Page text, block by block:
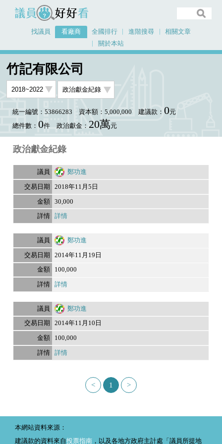
議員好好看
找議員 看廠商 全國排行 進階搜尋
相關文章
關於本站
竹記有限公司
統一編號：53866283 資本額：5,000,000 建議款： 0元
總件數： 0件 政治獻金： 20萬元
政治獻金紀錄
鄭功進
2018年11月5日
30,000
詳情
鄭功進
2014年11月19日
100,000
詳情
鄭功進
2014年11月10日
100,000
詳情
< 1 >
本網站資料來源：
建議款的資料來自投票指南 ，以及各地方政府主計處「議員所提地